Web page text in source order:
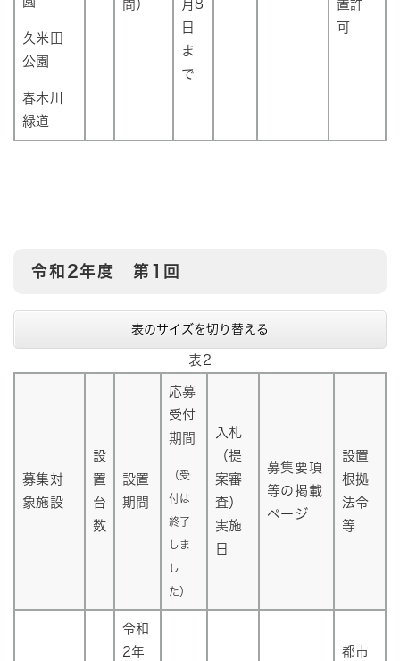
久米田
公園
春木川
緑道
間）
月8
日
ま
で
置許
可
令和2年度 第1回
表のサイズを切り替える
表2
募集対
象施設
設
置
台
数
設置
期間
応募
受付
期間
（受
付は
終了
しま
し
た）
入札
（提
案審
査）
実施
日
募集要項
等の掲載
ページ
設置
根拠
法令
等
令和
2年
都市